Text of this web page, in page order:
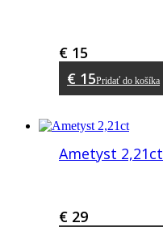
€ 15
€ 15Pridať do košíka
Ametyst 2,21ct
€ 29